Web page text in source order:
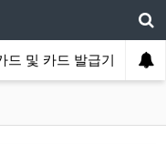
드 및 카드 발급기 신